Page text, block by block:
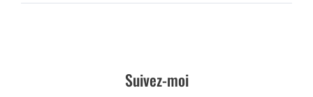
Suivez-moi